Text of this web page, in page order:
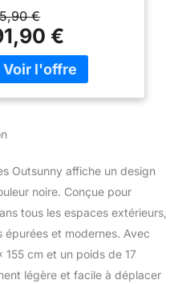
personnes, parfaite
les jours ensoleillés
Asseyez-vous,
vous et
bain de soleil,
ou siroter votre
préférée, cette
est l'addition
à votre patio, au
de la piscine, dans
jardin ou sur le
AUVENT
€
€
Outsunny affiche un design
noire. Conçue pour
tous les espaces extérieurs,
épurées et modernes. Avec
155 cm et un poids de 17
légère et facile à déplacer